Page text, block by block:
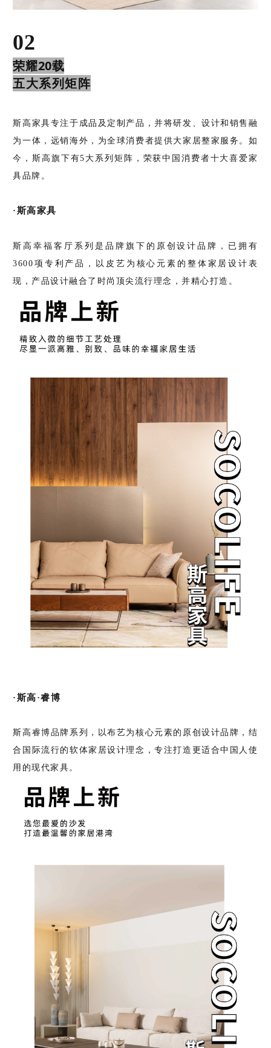
02
荣耀20载
五大系列矩阵
斯高家具专注于成品及定制产品，并将研发、设计和销售融
为一体，远销海外，为全球消费者提供大家居整家服务。如
今，斯高旗下有5大系列矩阵，荣获中国消费者十大喜爱家
具品牌。
·斯高家具
斯高幸福客厅系列是品牌旗下的原创设计品牌，已拥有
3600项专利产品，以皮艺为核心元素的整体家居设计表
现，产品设计融合了时尚顶尖流行理念，并精心打造。
·斯高·睿博
斯高睿博品牌系列，以布艺为核心元素的原创设计品牌，结
合国际流行的软体家居设计理念，专注打造更适合中国人使
用的现代家具。